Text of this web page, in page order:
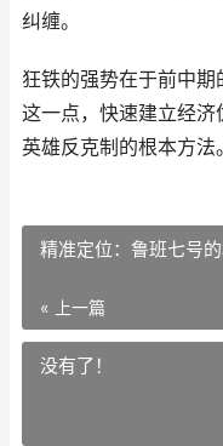
纠缠。
狂铁的强势在于前中
这一点，快速建立经济
英雄反克制的根本方法。
精准定位：鲁班七号
« 上一篇
没有了！